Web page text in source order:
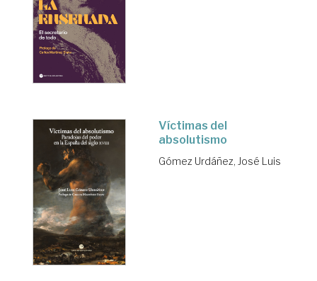
Víctimas del
absolutismo
Gómez Urdáñez, José Luis